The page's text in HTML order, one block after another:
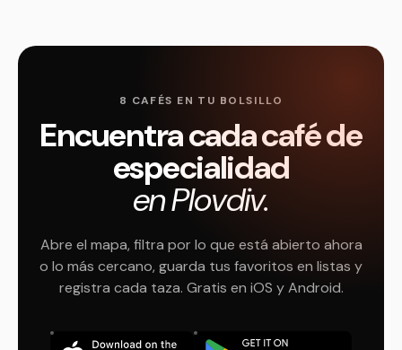
8 CAFÉS EN TU BOLSILLO
Encuentra cada café de
especialidad
en Plovdiv.
Abre el mapa, filtra por lo que está abierto ahora
o lo más cercano, guarda tus favoritos en listas y
registra cada taza. Gratis en iOS y Android.